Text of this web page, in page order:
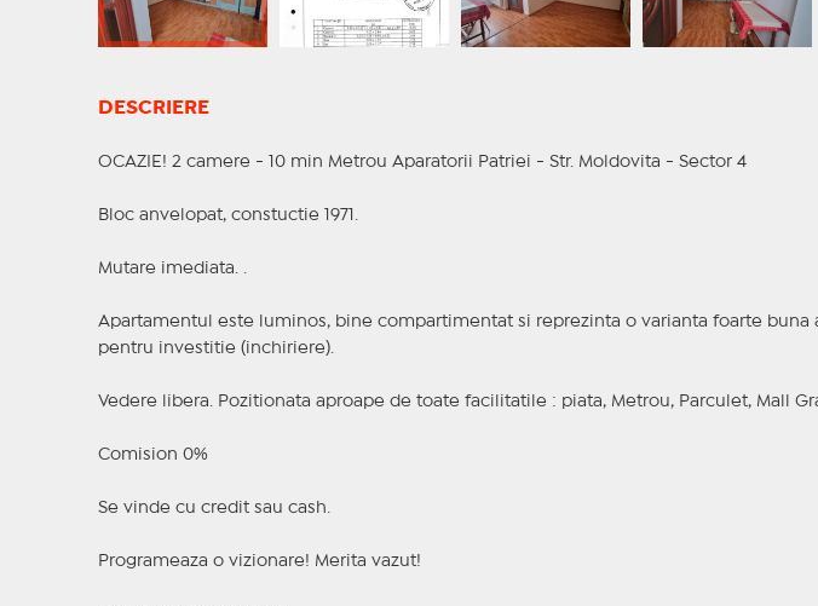
DESCRIERE
OCAZIE! 2 camere - 10 min Metrou Aparatorii Patriei - Str. Moldovita - Sector 4
Bloc anvelopat, constuctie 1971.
Mutare imediata. .
Apartamentul este luminos, bine compartimentat si reprezinta o varianta foarte buna
pentru investitie (inchiriere).
Vedere libera. Pozitionata aproape de toate facilitatile : piata, Metrou, Parculet, Mall
Comision 0%
Se vinde cu credit sau cash.
Programeaza o vizionare! Merita vazut!